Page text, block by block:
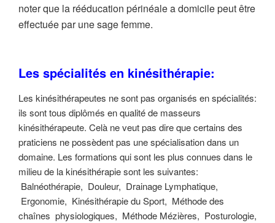
noter que la rééducation périnéale a domicile peut être
effectuée par une sage femme.
Les spécialités en kinésithérapie:
Les kinésithérapeutes ne sont pas organisés en spécialités:
ils sont tous diplômés en qualité de masseurs
kinésithérapeute. Celà ne veut pas dire que certains des
praticiens ne possèdent pas une spécialisation dans un
domaine. Les formations qui sont les plus connues dans le
milieu de la kinésithérapie sont les suivantes:
Balnéothérapie, Douleur, Drainage Lymphatique,
Ergonomie, Kinésithérapie du Sport, Méthode des
chaînes physiologiques, Méthode Mézières, Posturologie,